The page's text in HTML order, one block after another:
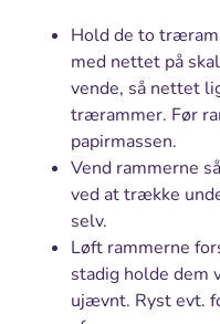
Hold de to
med nettet på
vende, så nettet
trærammer. Før
papirmassen.
Vend rammerne
ved at trække
selv.
Løft rammerne
stadig holde dem
ujævnt. Ryst evt.